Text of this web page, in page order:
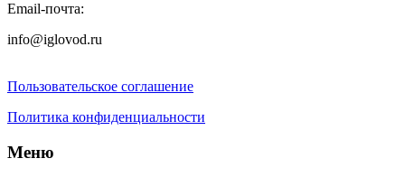
Email-почта:
info@iglovod.ru
Пользовательское соглашение
Политика конфиденциальности
Меню